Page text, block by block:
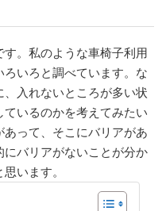
。私のような車椅子利用
いろと調べています。な
入れないところが多い状
いるのかを考えてみたい
って、そこにバリアがあ
バリアがないことが分か
います。